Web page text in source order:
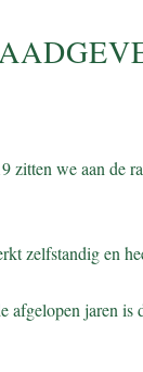
we aan de
zelfstandig en
afgelopen jaren